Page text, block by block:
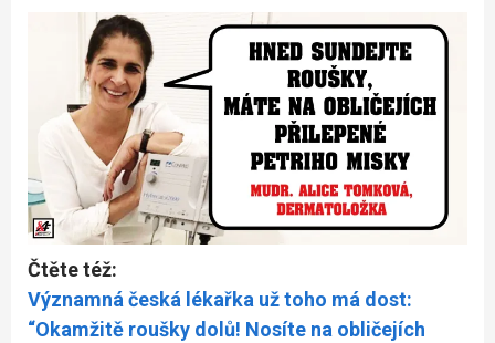
Čtěte též:
Významná česká lékařka už toho má dost:
“Okamžitě roušky dolů! Nosíte na obličejích